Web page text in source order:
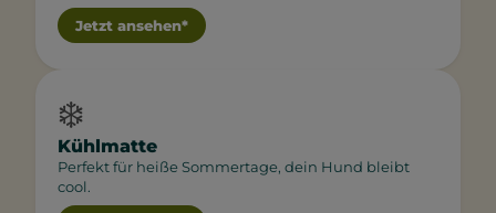
Jetzt ansehen*
❄️
Kühlmatte
Perfekt für heiße Sommertage, dein Hund bleibt
cool.